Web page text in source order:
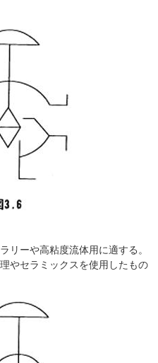
リーや高粘度流体用に適する。
やセラミックスを使用したもの